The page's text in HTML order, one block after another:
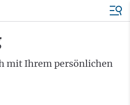
mit Ihrem persönlichen